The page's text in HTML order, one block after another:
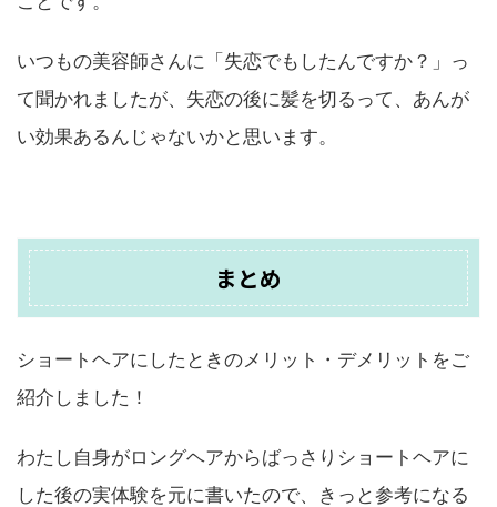
いつもの美容師さんに「失恋でもしたんですか？」っ
て聞かれましたが、失恋の後に髪を切るって、あんが
い効果あるんじゃないかと思います。
まとめ
ショートヘアにしたときのメリット・デメリットをご
紹介しました！
わたし自身がロングヘアからばっさりショートヘアに
した後の実体験を元に書いたので、きっと参考になる